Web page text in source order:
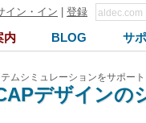
イン・イン 登録
内 BLOG サ
ムシミュレーションをサポート
デザインの